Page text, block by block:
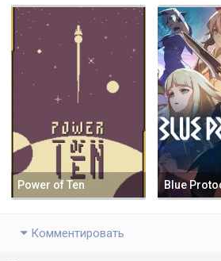
Power of Ten Blue
Комментировать